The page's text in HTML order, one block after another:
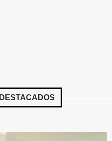
DESTACADOS